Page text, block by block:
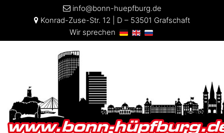
info@bonn-huepfburg.de
Konrad-Zuse-Str. 12 | D – 53501 Grafschaft
Wir sprechen